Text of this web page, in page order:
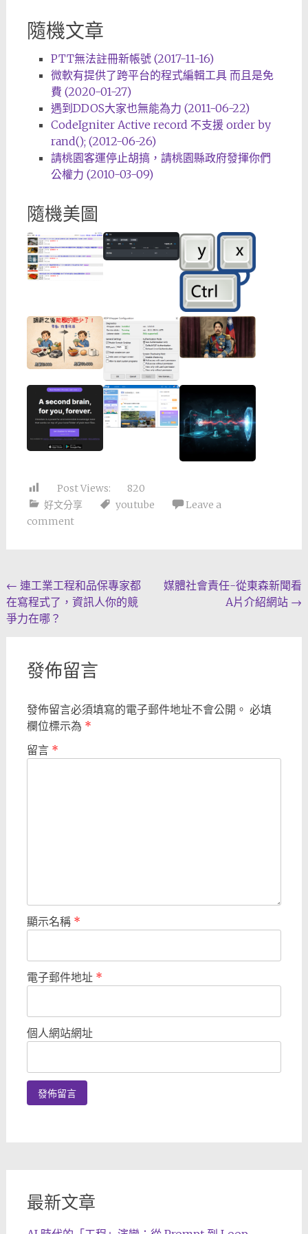
隨機文章
PTT無法註冊新帳號 (2017-11-16)
微軟有提供了跨平台的程式編輯工具 而且是免
費 (2020-01-27)
遇到DDOS大家也無能為力 (2011-06-22)
CodeIgniter Active record 不支援 order by
rand(); (2012-06-26)
請桃園客運停止胡搞，請桃園縣政府發揮你們
公權力 (2010-03-09)
隨機美圖
Post Views:
820
好文分享
youtube
Leave a
comment
Post
navigation
← 連工業工程和品保專家都
在寫程式了，資訊人你的競
爭力在哪？
媒體社會責任-從東森新聞看
A片介紹網站 →
發佈留言
發佈留言必須填寫的電子郵件地址不會公開。 必填
欄位標示為 *
留言 *
顯示名稱 *
電子郵件地址 *
個人網站網址
最新文章